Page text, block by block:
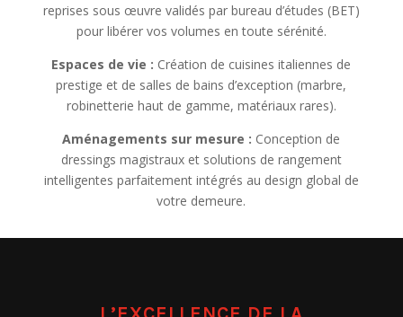
reprises sous œuvre validés par bureau d’études (BET)
pour libérer vos volumes en toute sérénité.
Espaces de vie : Création de cuisines italiennes de
prestige et de salles de bains d’exception (marbre,
robinetterie haut de gamme, matériaux rares).
Aménagements sur mesure : Conception de
dressings magistraux et solutions de rangement
intelligentes parfaitement intégrés au design global de
votre demeure.